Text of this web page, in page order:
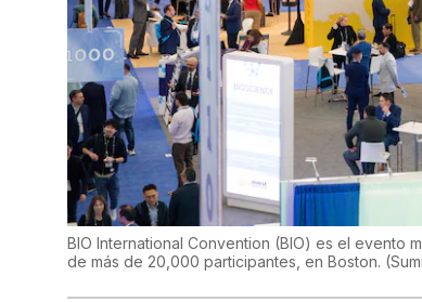
BIO International Convention (BIO) es el evento
de más de 20,000 participantes, en Boston. (